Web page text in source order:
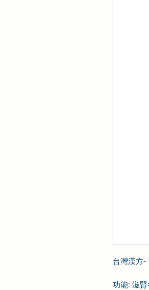
台灣漢方-
功能: 滋腎